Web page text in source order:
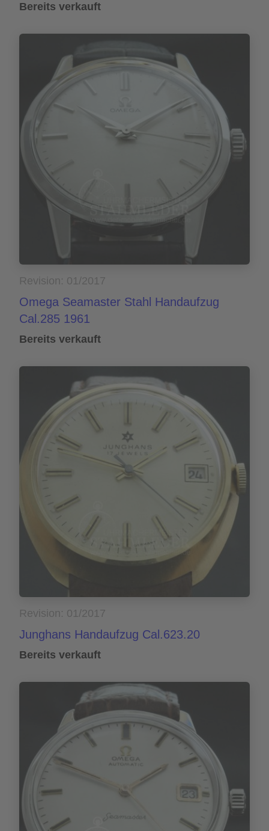
Bereits verkauft
Revision: 01/2017
Omega Seamaster Stahl Handaufzug
Cal.285 1961
Bereits verkauft
Revision: 01/2017
Junghans Handaufzug Cal.623.20
Bereits verkauft